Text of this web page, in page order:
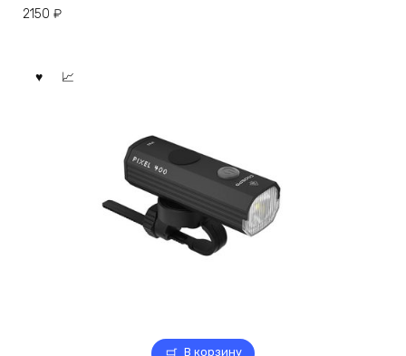
2150 ₽
В корзину